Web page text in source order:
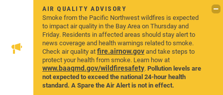
AIR QUALITY ADVISORY
Smoke from the Pacific Northwest wildfires is expected
to impact air quality in the Bay Area on Thursday and
Friday. Residents in affected areas should stay alert to
news coverage and health warnings related to smoke.
Check air quality atfire.airnow.govand take steps to
protect your health from smoke. Learn how at
www.baaqmd.gov/wildfiresafety.Pollution levels are
not expected to exceed the national 24-hour health
standard. A Spare the Air Alert is not in effect.